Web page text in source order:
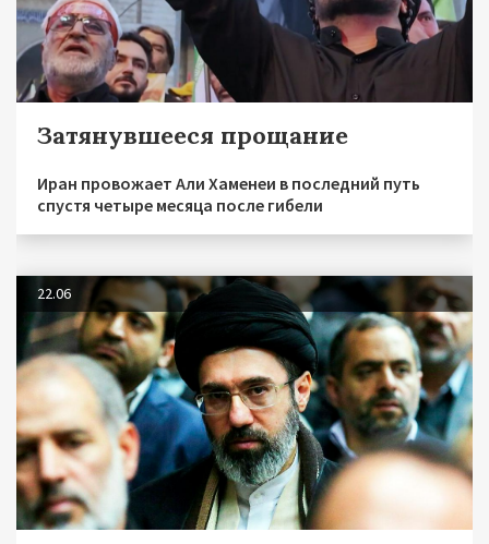
Затянувшееся прощание
Иран провожает Али Хаменеи в последний путь
спустя четыре месяца после гибели
22.06